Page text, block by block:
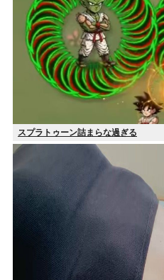
スプラトゥーン詰まらな過ぎる